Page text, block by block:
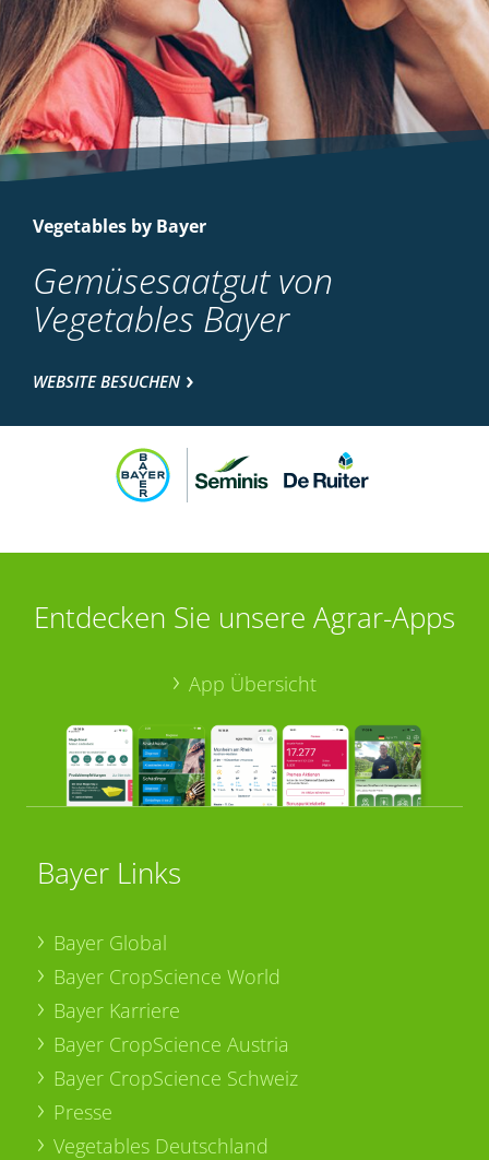
Vegetables by Bayer
Gemüsesaatgut von
Vegetables Bayer
WEBSITE BESUCHEN
Entdecken Sie unsere Agrar-Apps
App Übersicht
Bayer Links
Bayer Global
Bayer CropScience World
Bayer Karriere
Bayer CropScience Austria
Bayer CropScience Schweiz
Presse
Vegetables Deutschland